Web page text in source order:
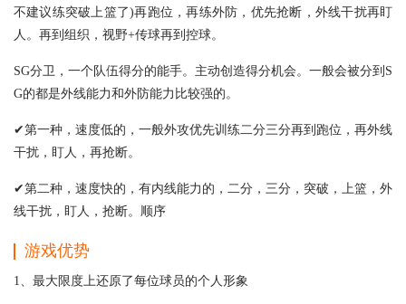
不建议练突破上篮了)再跑位，再练外防，优先抢断，外线干扰再盯
人。再到组织，视野+传球再到控球。
SG分卫，一个队伍得分的能手。主动创造得分机会。一般会被分到S
G的都是外线能力和外防能力比较强的。
✔第一种，速度低的，一般外攻优先训练二分三分再到跑位，再外线
干扰，盯人，再抢断。
✔第二种，速度快的，有内线能力的，二分，三分，突破，上篮，外
线干扰，盯人，抢断。顺序
游戏优势
1、最大限度上还原了每位球员的个人形象